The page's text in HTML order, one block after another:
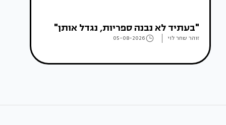
"בעתיד לא נבנה ספריות, נגדל אותן"
זוהר שחר לוי 05-08-2026